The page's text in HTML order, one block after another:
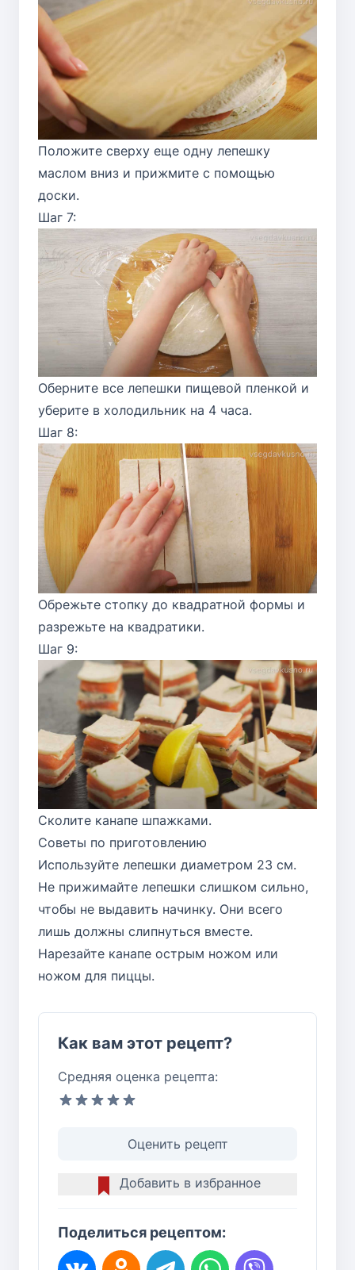
Положите сверху еще одну лепешку
маслом вниз и прижмите с помощью
доски.
Шаг 7:
Оберните все лепешки пищевой пленкой и
уберите в холодильник на 4 часа.
Шаг 8:
Обрежьте стопку до квадратной формы и
разрежьте на квадратики.
Шаг 9:
Сколите канапе шпажками.
Советы по приготовлению
Используйте лепешки диаметром 23 см.
Не прижимайте лепешки слишком сильно,
чтобы не выдавить начинку. Они всего
лишь должны слипнуться вместе.
Нарезайте канапе острым ножом или
ножом для пиццы.
Как вам этот рецепт?
Средняя оценка рецепта:
Оценить рецепт
Добавить в избранное
Поделиться рецептом: